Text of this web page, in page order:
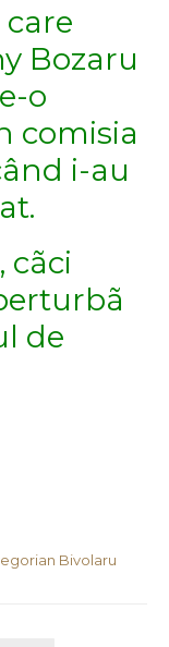
Bozaru
o
comisia
i-au
cãci
de
Bivolaru